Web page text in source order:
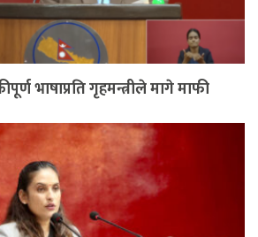
भाषाप्रति गृहमन्त्रीले मागे माफी